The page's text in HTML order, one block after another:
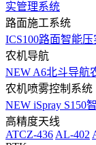
实管理系统
路面施工系统
ICS100路面智能
农机导航
NEW A6北斗导航
农机喷雾控制系统
NEW iSpray S150
高精度天线
ATCZ-436 AL-402